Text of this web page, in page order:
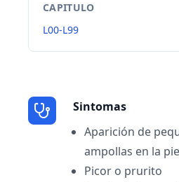
CAPITULO
L00-L99
Sintomas
Aparición de
ampollas en la
Picor o prurito